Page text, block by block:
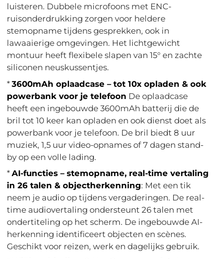
luisteren. Dubbele microfoons met ENC-
ruisonderdrukking zorgen voor heldere
stemopname tijdens gesprekken, ook in
lawaaierige omgevingen. Het lichtgewicht
montuur heeft flexibele slapen van 15° en zachte
siliconen neuskussentjes.
*3600mAh oplaadcase – tot 10x opladen & ook
powerbank voor je telefoon De oplaadcase
heeft een ingebouwde 3600mAh batterij die de
bril tot 10 keer kan opladen en ook dienst doet als
powerbank voor je telefoon. De bril biedt 8 uur
muziek, 1,5 uur video-opnames of 7 dagen stand-
by op een volle lading.
*AI-functies – stemopname, real-time vertaling
in 26 talen & objectherkenning: Met een tik
neem je audio op tijdens vergaderingen. De real-
time audiovertaling ondersteunt 26 talen met
ondertiteling op het scherm. De ingebouwde AI-
herkenning identificeert objecten en scènes.
Geschikt voor reizen, werk en dagelijks gebruik.